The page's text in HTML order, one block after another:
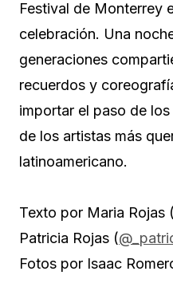
Festival de Monterrey
celebración. Una
generaciones
recuerdos y
importar el paso de
de los artistas más
latinoamericano.
Texto por Maria Rojas (
Patricia Rojas (
Fotos por Isaac